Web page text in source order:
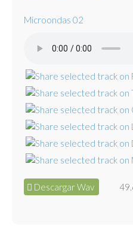
Microondas 02
Descargar Wav